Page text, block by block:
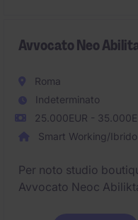
fornitori e partner.
Avvocato Neo
Roma
Indeterminato
25.000EUR -
Smart Working/Ibrido
Per noto studio
Avvocato Neoc